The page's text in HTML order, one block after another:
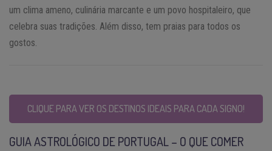
um clima ameno, culinária marcante e um povo hospitaleiro, que
celebra suas tradições. Além disso, tem praias para todos os
gostos.
CLIQUE PARA VER OS DESTINOS IDEAIS PARA CADA SIGNO!
GUIA ASTROLÓGICO DE PORTUGAL – O QUE COMER